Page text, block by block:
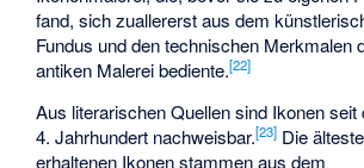
fand, sich zuallererst aus dem
Fundus und den technischen Merkmalen
antiken Malerei bediente.[22]
Aus literarischen Quellen sind Ikonen seit
4. Jahrhundert nachweisbar.[23] Die
erhaltenen Ikonen stammen aus dem